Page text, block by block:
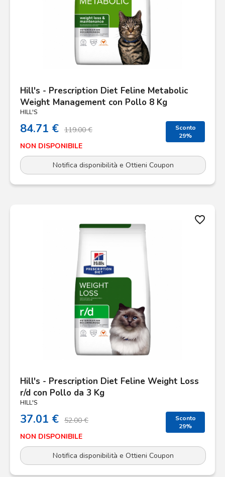
Hill's - Prescription Diet Feline Metabolic
Weight Management con Pollo 8 Kg
HILL'S
84.71 € 119.00 €
Sconto
29%
NON DISPONIBILE
Notifica disponibilità e Ottieni Coupon
favorite_border
Hill's - Prescription Diet Feline Weight Loss
r/d con Pollo da 3 Kg
HILL'S
37.01 € 52.00 €
Sconto
29%
NON DISPONIBILE
Notifica disponibilità e Ottieni Coupon